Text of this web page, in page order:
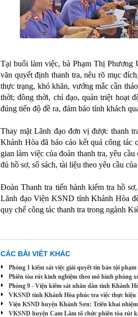
Tại buổi làm việc, bà Phạm Thị Phương
văn quyết định thanh tra, nêu rõ mục
thực trạng, khó khăn, vướng mắc cần
thời; đồng thời, chỉ đạo, quán triệt hoạt
đúng tiến độ đề ra, đảm bảo tính khách
Thay mặt Lãnh đạo đơn vị được thanh
Khánh Hòa đã báo cáo kết quảcông tác
gian làm việc của đoàn thanh tra, yêu
đủ hồ sơ, sổ sách, tài liệu theo yêu cầu
Đoàn Thanh tra tiến hành kiểm tra hồ
Lãnh đạo ViệnKSND tỉnh Khánh Hòa
quy chế công tác thanh tra trong ngành
CÁC BÀI VIẾT KHÁC
Phòng 1 kiểm sát việc giải quyết tin báo tội
Phiên tòa rút kinh nghiệm theo mô hình phòng
Phòng 9 - Viện kiểm sát nhân dân tỉnh Khánh
VKSND tỉnh Khánh Hòa phúc tra việc thực
Viện KSND huyện Khánh Sơn: Triển khai
VKSND huyện Cam Lâm tổ chức phiên tòa rút